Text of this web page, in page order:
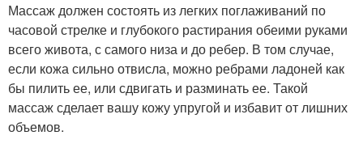
Массаж должен состоять из легких поглаживаний по
часовой стрелке и глубокого растирания обеими руками
всего живота, с самого низа и до ребер. В том случае,
если кожа сильно отвисла, можно ребрами ладоней как
бы пилить ее, или сдвигать и разминать ее. Такой
массаж сделает вашу кожу упругой и избавит от лишних
объемов.